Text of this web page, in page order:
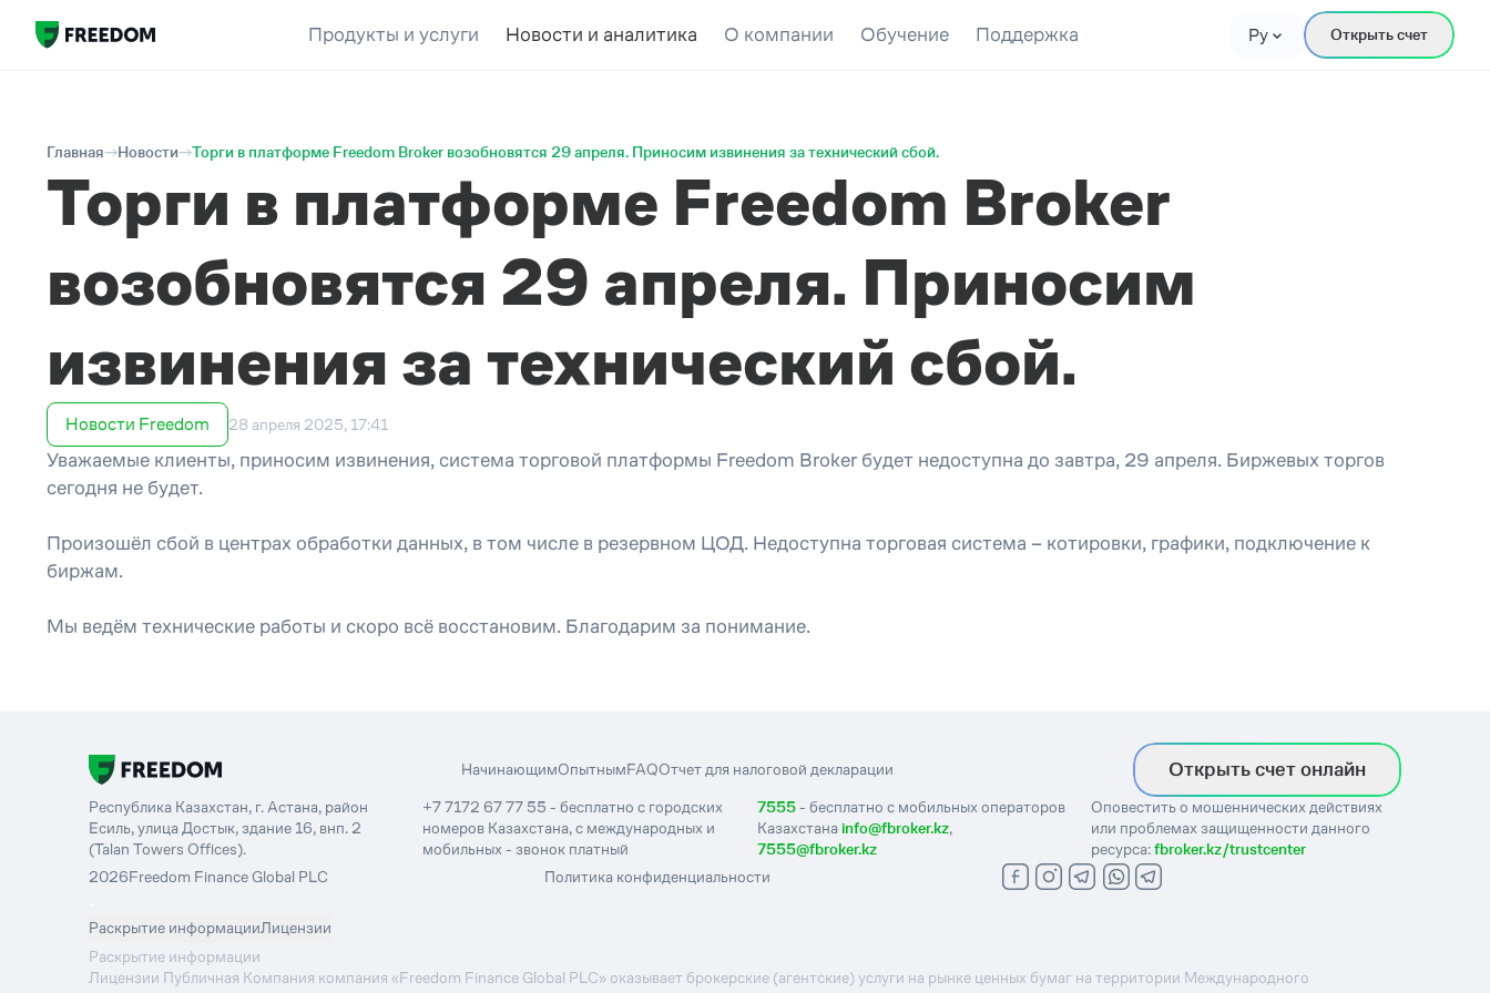
Продукты и услуги Новости и аналитика О компании Обучение Поддержка Ру Открыть счет
Главная Новости Торги в платформе Freedom Broker возобновятся 29 апреля. Приносим извинения за технический сбой.
Торги в платформе Freedom Broker
возобновятся 29 апреля. Приносим
извинения за технический сбой.
Новости Freedom 28 апреля 2025, 17:41
Уважаемые клиенты, приносим извинения, система торговой платформы Freedom Broker будет недоступна до завтра, 29 апреля. Биржевых торгов
сегодня не будет.
Произошёл сбой в центрах обработки данных, в том числе в резервном ЦОД. Недоступна торговая система – котировки, графики, подключение к
биржам.
Мы ведём технические работы и скоро всё восстановим. Благодарим за понимание.
НачинающимОпытнымFAQОтчет для налоговой декларации Открыть счет онлайн
Республика Казахстан, г. Астана, район
Есиль, улица Достык, здание 16, внп. 2
(Talan Towers Offices).
+7 7172 67 77 55 - бесплатно с городских
номеров Казахстана, с международных и
мобильных - звонок платный
7555- бесплатно с мобильных операторов
Казахстанаinfo@fbroker.kz,
7555@fbroker.kz
Оповестить о мошеннических действиях
или проблемах защищенности данного
ресурса:fbroker.kz/trustcenter
2026Freedom Finance Global PLC
Политика конфиденциальности
Раскрытие информацииЛицензии
Раскрытие информации
Лицензии Публичная Компания компания «Freedom Finance Global PLC» оказывает брокерские (агентские) услуги на рынке ценных бумаг на территории Международного